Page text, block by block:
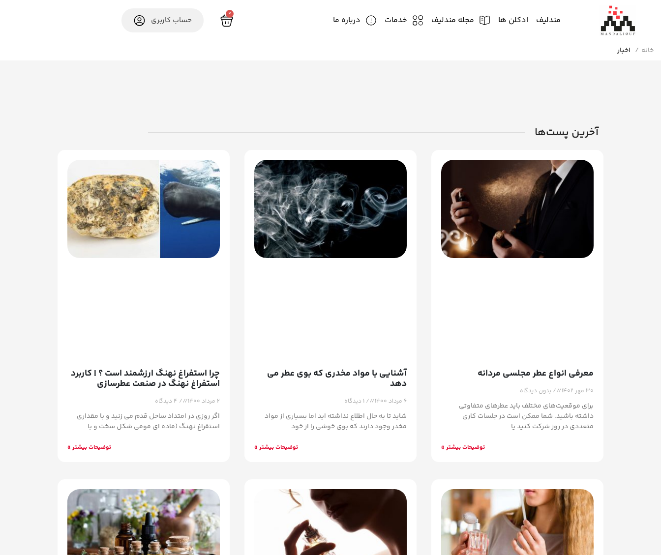
مندلیف ادکلن ها مجله مندلیف خدمات درباره ما
0
حساب کاربری
خانه اخبار
آخرین پست‌ها
معرفی انواع عطر مجلسی مردانه
۳۰ مهر ۱۴۰۲ بدون دیدگاه
برای موقعیت‌های مختلف باید عطر‌های متفاوتی
داشته باشید. شما ممکن است در جلسات کاری
متعددی در روز شرکت کنید یا
توضیحات بیشتر »
آشنایی با مواد مخدری که بوی عطر می
دهد
۶ مرداد ۱۴۰۰
شاید تا به حال اطلاع نداشته اید اما بسیاری از مواد
مخدر وجود دارند که بوی خوشی را از خود
توضیحات بیشتر »
چرا استفراغ نهنگ ارزشمند است ؟ | کاربرد
استفراغ نهنگ در صنعت عطرسازی
۲ مرداد ۱۴۰۰
اگر روزی در امتداد ساحل قدم می زنید و با مقداری
استفراغ نهنگ (ماده ای مومی شکل سخت و با
توضیحات بیشتر »